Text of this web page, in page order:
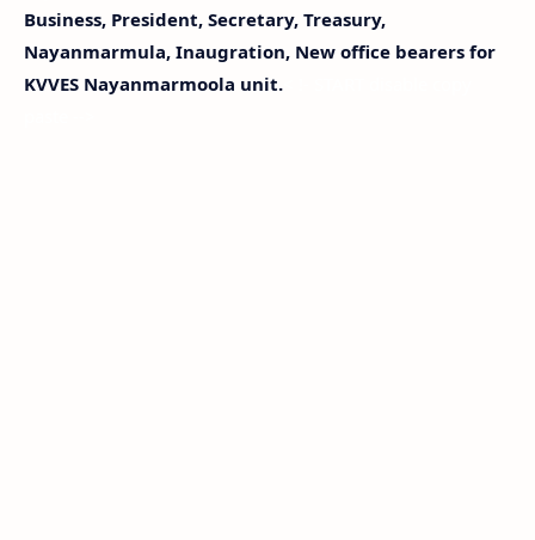
Business, President, Secretary, Treasury,
Nayanmarmula, Inaugration, New office bearers for
KVVES Nayanmarmoola unit.